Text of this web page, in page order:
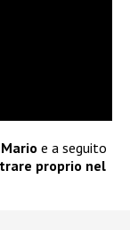
Mario e a seguito
proprio nel